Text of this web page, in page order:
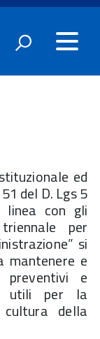
ed
del D. Lgs 5
linea con gli
per
si
mantenere e
preventivi e
utili per la
della